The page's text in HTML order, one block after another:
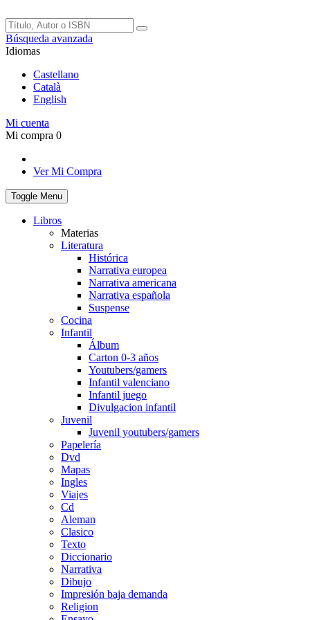
Búsqueda avanzada
Idiomas
Castellano
Català
English
Mi cuenta
Mi compra 0
Ver Mi Compra
Toggle Menu
Libros
Materias
Literatura
Histórica
Narrativa europea
Narrativa americana
Narrativa española
Suspense
Cocina
Infantil
Álbum
Carton 0-3 años
Youtubers/gamers
Infantil valenciano
Infantil juego
Divulgacion infantil
Juvenil
Juvenil youtubers/gamers
Papelería
Dvd
Mapas
Ingles
Viajes
Cd
Aleman
Clasico
Texto
Diccionario
Narrativa
Dibujo
Impresión baja demanda
Religion